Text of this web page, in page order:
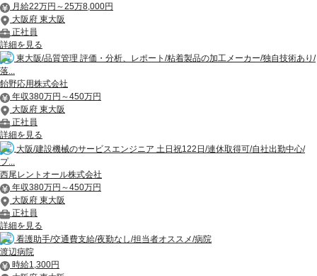
月給22万円～25万8,000円
大阪府 東大阪
正社員
詳細を見る
東大阪/品質管理 評価・分析、レポート/粘着製品の加工メーカー/独自技術あり/
落...
飴野応用株式会社
年収380万円～450万円
大阪府 東大阪
正社員
詳細を見る
大阪/建設機械のサービスエンジニア 土日祝122日/連休取得可/自社出勤中心/
プ...
西尾レントオール株式会社
年収380万円～450万円
大阪府 東大阪
正社員
詳細を見る
看護助手/交通費支給/夜勤なし/担当者オススメ/病院
渡辺病院
時給1,300円